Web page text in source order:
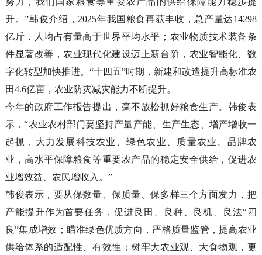
升。”韩俊介绍，2025年我国粮食再获丰收，总产量达14298
亿斤，人均占有量高于世界平均水平；农业物质技术装备条
件显著改善，农业现代化建设迈上新台阶，农业智能化、数
字化转型加快推进。“十四五”时期，新建和改造提升高标准农
田4.6亿亩，农业防灾减灾能力不断提升。
今年的政府工作报告提出，毫不放松抓好粮食生产。韩俊表
示，“农业农村部门要坚持产量产能、生产生态、增产增收一
起抓，大力发展科技农业、绿色农业、质量农业、品牌农
业，高水平保障粮食等重要农产品的稳定安全供给，促进农
业增效益、农民增收入。”
韩俊表示，要从保数量、保质量、保多样三个方面发力，把
产能提升作为首要任务，促进良田、良种、良机、良法“四
良”集成增效；瞄准绿色优质方向，严格质量监管，提高农业
供给体系的适配性、有效性；树牢大农业观、大食物观，更